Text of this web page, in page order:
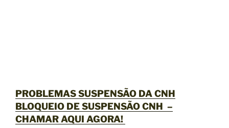
PROBLEMAS SUSPENSÃO DA CNH
BLOQUEIO DE SUSPENSÃO CNH –
CHAMAR AQUI AGORA!